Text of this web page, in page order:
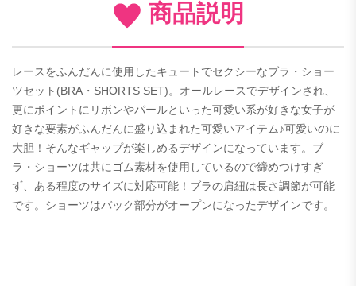
商品説明
レースをふんだんに使用したキュートでセクシーなブラ・ショー
ツセット(BRA・SHORTS SET)。オールレースでデザインされ、
更にポイントにリボンやパールといった可愛い系が好きな女子が
好きな要素がふんだんに盛り込まれた可愛いアイテム♪可愛いのに
大胆！そんなギャップが楽しめるデザインになっています。ブ
ラ・ショーツは共にゴム素材を使用しているので締めつけすぎ
ず、ある程度のサイズに対応可能！ブラの肩紐は長さ調節が可能
です。ショーツはバック部分がオープンになったデザインです。